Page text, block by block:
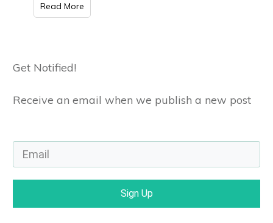
Read More
Get Notified!
Receive an email when we publish a new post
Sign Up